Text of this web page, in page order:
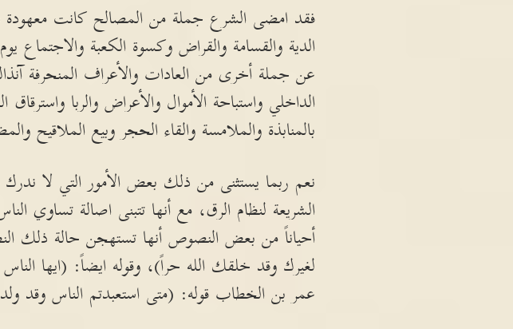
فقد امضى الشرع جملة من المصالح كانت معهودة في
الدية والقسامة والقراض وكسوة الكعبة والاجتماع
عن جملة أخرى من العادات والأعراف المنحرفة
الداخلي واستباحة الأموال والأعراض والربا
بالمنابذة والملامسة والقاء الحجر وبيع الملاقيح
نعم ربما يستثنى من ذلك بعض الأمور التي لا ندرك
الشريعة لنظام الرق، مع أنها تتبنى اصالة تساوي
أحياناً من بعض النصوص أنها تستهجن حالة ذلك
لغيرك وقد خلقك الله حراً)، وقوله ايضاً: (ايها
عمر بن الخطاب قوله: (متى استعبدتم الناس وقد